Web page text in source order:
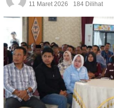
11 Maret 2026
184 Dilihat